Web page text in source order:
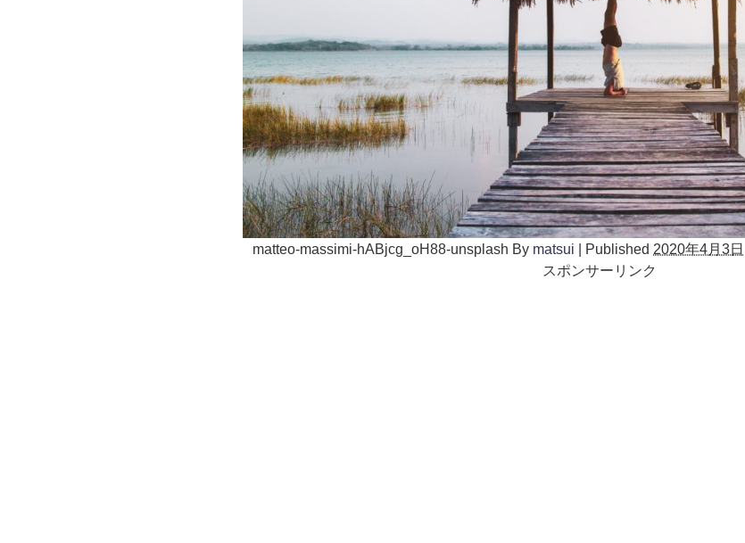
matteo-massimi-hABjcg_oH88-unsplash By matsui | Published 2020年4月3日
スポンサーリンク